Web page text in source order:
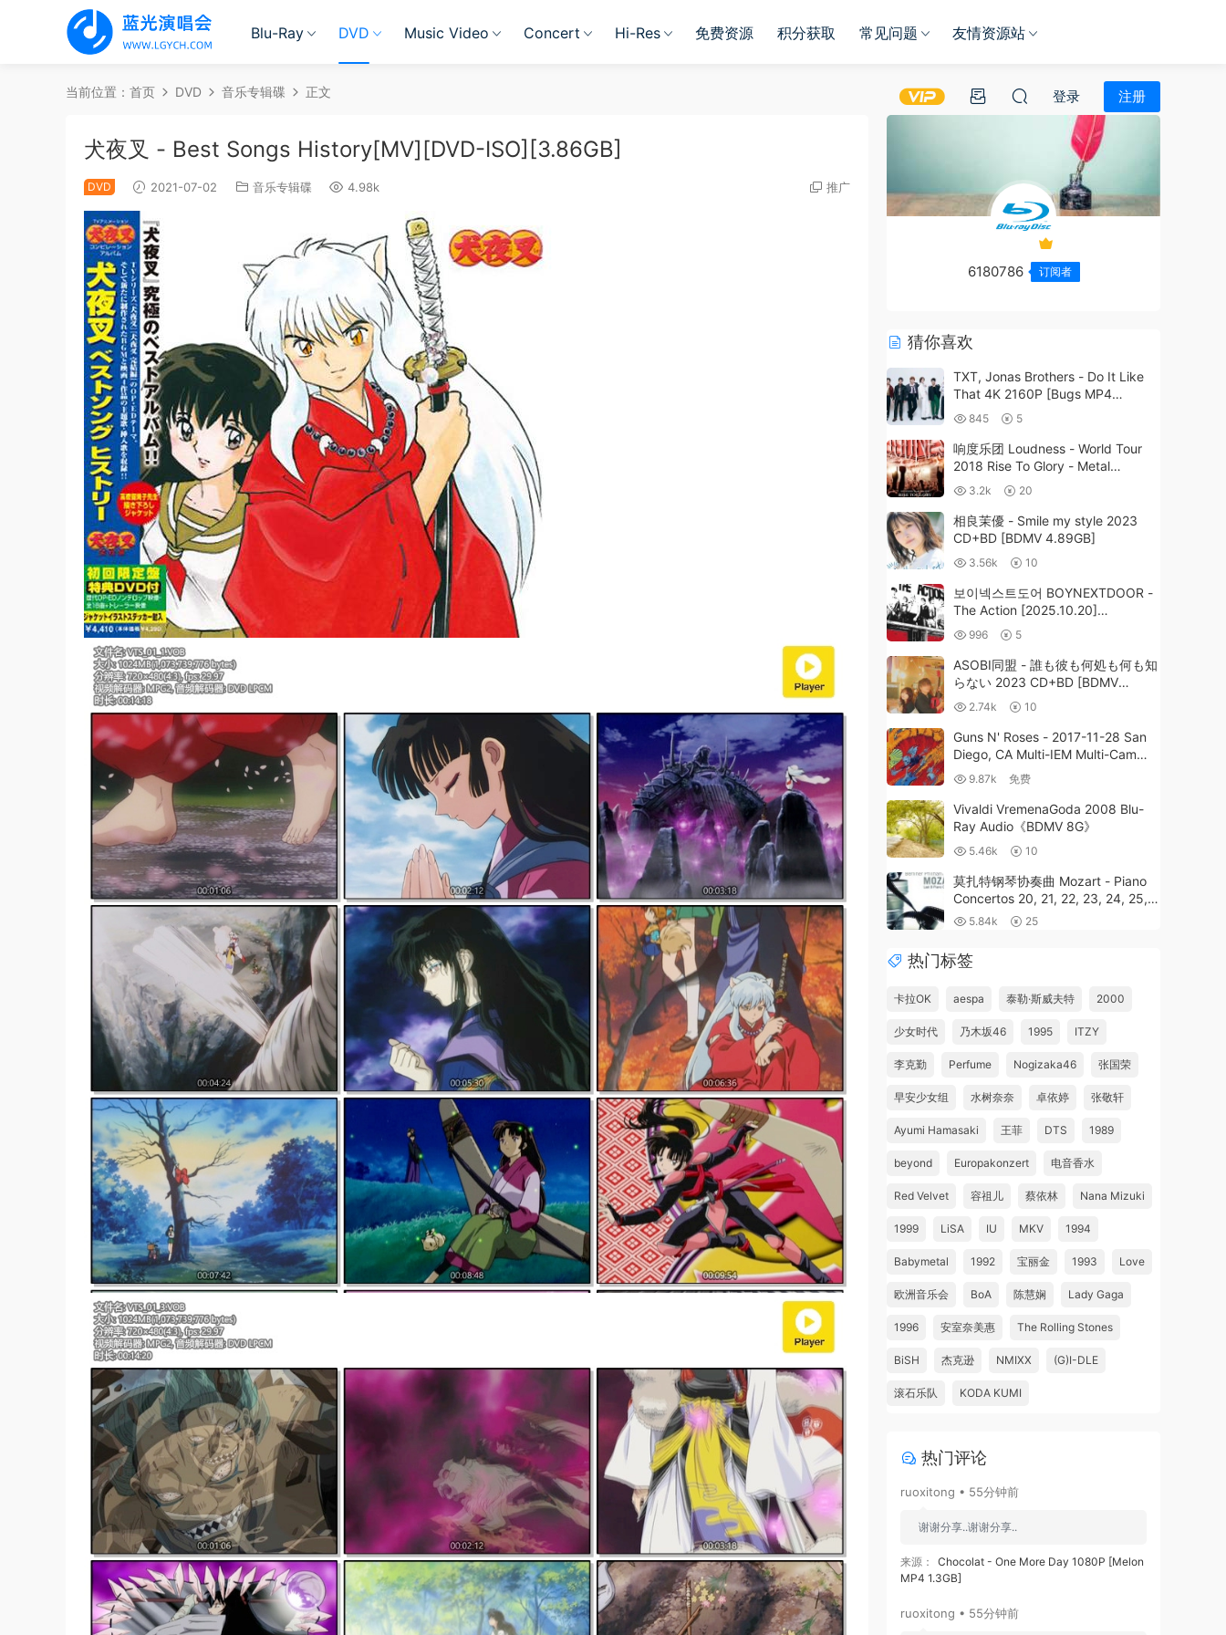
Blu-Ray DVD Music Video Concert Hi-Res 免费资源 积分获取 常见问题 友情资源站
登录 注册
当前位置： 首页 DVD 音乐专辑碟 正文
犬夜叉 - Best Songs History[MV][DVD-ISO][3.86GB]
DVD 2021-07-02 音乐专辑碟 4.98k 推广
6180786 订阅者
猜你喜欢
TXT, Jonas Brothers - Do It Like
That 4K 2160P [Bugs MP4
1.91GB]
845 5
响度乐团 Loudness - World Tour
2018 Rise To Glory - Metal
Weekend 2019《BDMV 21.7GB》
3.2k 20
相良茉優 - Smile my style 2023
CD+BD [BDMV 4.89GB]
3.56k 10
보이넥스트도어 BOYNEXTDOOR -
The Action [2025.10.20]
[24Bit/48kHz] [Hi-Res Flac
223MB]
996 5
ASOBI同盟 - 誰も彼も何処も何も知
らない 2023 CD+BD [BDMV
9.45GB]
2.74k 10
Guns N' Roses - 2017-11-28 San
Diego, CA Multi-IEM Multi-Cam
XAVEL SMS-154LE - BDR《BDMV
3BD 64G》
9.87k 免费
Vivaldi VremenaGoda 2008 Blu-
Ray Audio《BDMV 8G》
5.46k 10
莫扎特钢琴协奏曲 Mozart - Piano
Concertos 20, 21, 22, 23, 24, 25,
26 & 27 - Barenboim 2020《BDMV
5.84k 25
热门标签
卡拉OK aespa 泰勒·斯威夫特 2000
少女时代 乃木坂46 1995 ITZY
李克勤 Perfume Nogizaka46 张国荣
早安少女组 水树奈奈 卓依婷 张敬轩
Ayumi Hamasaki 王菲 DTS 1989
beyond Europakonzert 电音香水
Red Velvet 容祖儿 蔡依林 Nana Mizuki
1999 LiSA IU MKV 1994
Babymetal 1992 宝丽金 1993 Love
欧洲音乐会 BoA 陈慧娴 Lady Gaga
1996 安室奈美惠 The Rolling Stones
BiSH 杰克逊 NMIXX (G)I-DLE
滚石乐队 KODA KUMI
热门评论
ruoxitong • 55分钟前
谢谢分享..谢谢分享..
来源：
Chocolat - One More Day 1080P [Melon
MP4 1.3GB]
ruoxitong • 55分钟前